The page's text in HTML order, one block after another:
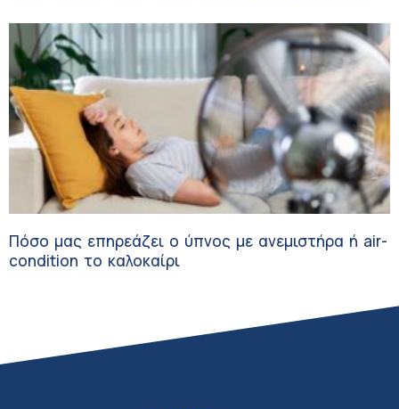
Πόσο μας επηρεάζει ο ύπνος με ανεμιστήρα ή air-
condition το καλοκαίρι